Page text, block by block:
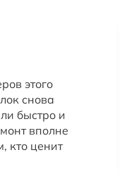
этого
снова
быстро и
вполне
кто ценит